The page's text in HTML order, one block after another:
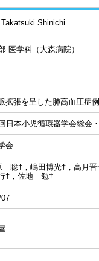
Takatsuki Shinichi
医学科（大森病院）
拡張を呈した肺高血圧症
日本小児循環器学会総会
会
聡†，嶋田博光†，高月晋
†，佐地 勉†